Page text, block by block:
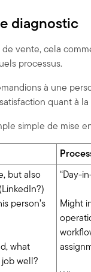
diagnostic
vente, cela
processus.
à une
quant à
simple de mise
but also
person’s
what
well?
“Day-
Might